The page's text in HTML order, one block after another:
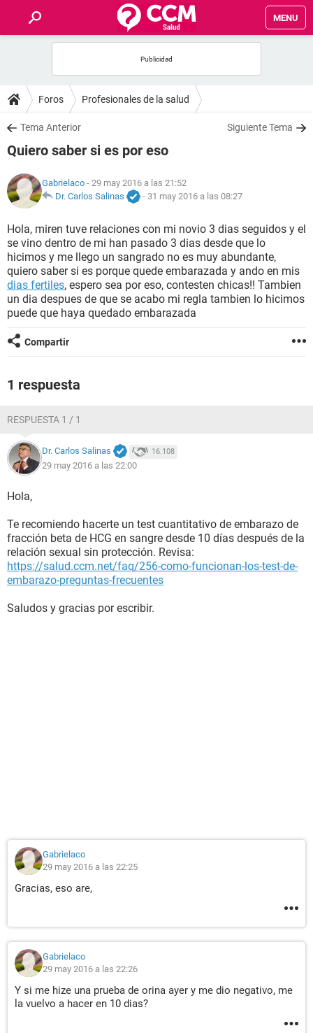
MENU
FOROS
SALUD
FAMILIA
NUTRICIÓN
BIENESTAR
SEXUALIDAD
GLOSARIO
Foros Profesionales de la salud
Tema Anterior Siguiente Tema
Quiero saber si es por eso
Gabrielaco - 29 may 2016 a las 21:52
Dr. Carlos Salinas
- 31 may 2016 a las 08:27
Hola, miren tuve relaciones con mi novio 3 dias seguidos y el
se vino dentro de mi han pasado 3 dias desde que lo
hicimos y me llego un sangrado no es muy abundante,
quiero saber si es porque quede embarazada y ando en mis
dias fertiles, espero sea por eso, contesten chicas!! Tambien
un dia despues de que se acabo mi regla tambien lo hicimos
puede que haya quedado embarazada
Compartir
1 respuesta
RESPUESTA 1 / 1
Dr. Carlos Salinas 16.108
29 may 2016 a las 22:00
Hola,
Te recomiendo hacerte un test cuantitativo de embarazo de
fracción beta de HCG en sangre desde 10 días después de la
relación sexual sin protección. Revisa:
https://salud.ccm.net/faq/256-como-funcionan-los-test-de-
embarazo-preguntas-frecuentes
Saludos y gracias por escribir.
Gabrielaco
29 may 2016 a las 22:25
Gracias, eso are,
Gabrielaco
29 may 2016 a las 22:26
Y si me hize una prueba de orina ayer y me dio negativo, me
la vuelvo a hacer en 10 dias?